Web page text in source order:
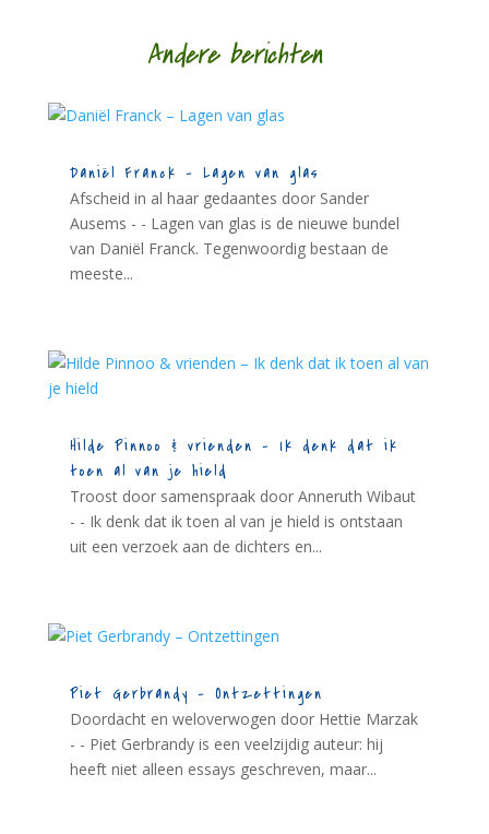
Andere berichten
Daniël Franck – Lagen van glas
Afscheid in al haar gedaantes door Sander
Ausems - - Lagen van glas is de nieuwe bundel
van Daniël Franck. Tegenwoordig bestaan de
meeste...
Hilde Pinnoo & vrienden – Ik denk dat ik
toen al van je hield
Troost door samenspraak door Anneruth Wibaut
- - Ik denk dat ik toen al van je hield is ontstaan
uit een verzoek aan de dichters en...
Piet Gerbrandy – Ontzettingen
Doordacht en weloverwogen door Hettie Marzak
- - Piet Gerbrandy is een veelzijdig auteur: hij
heeft niet alleen essays geschreven, maar...